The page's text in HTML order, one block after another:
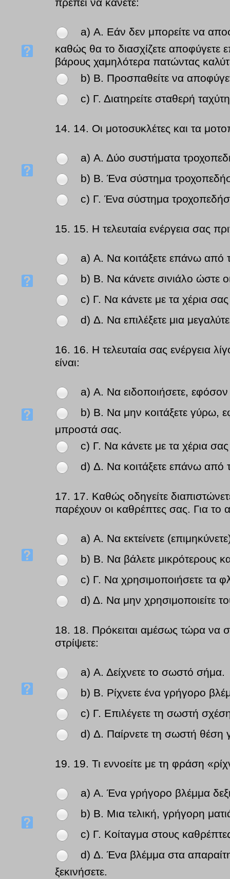
πρέπει να κάνετε:
a) Α. Εάν δεν μπορείτε να
καθώς θα το διασχίζετε αποφύγετε
βάρους χαμηλότερα πατώντας
b) Β. Προσπαθείτε να
c) Γ. Διατηρείτε σταθερή
14. 14. Οι μοτοσυκλέτες και τα
a) Α. Δύο συστήματα
b) Β. Ένα σύστημα
c) Γ. Ένα σύστημα
15. 15. Η τελευταία ενέργεια σας
a) Α. Να κοιτάξετε επάνω από
b) Β. Να κάνετε σινιάλο ώστε
c) Γ. Να κάνετε με τα χέρια
d) Δ. Να επιλέξετε μια
16. 16. Η τελευταία σας ενέργεια
είναι:
a) Α. Να ειδοποιήσετε, εφόσον
b) Β. Να μην κοιτάξετε γύρω,
μπροστά σας.
c) Γ. Να κάνετε με τα χέρια
d) Δ. Να κοιτάξετε επάνω από
17. 17. Καθώς οδηγείτε
παρέχουν οι καθρέπτες σας. Για το
a) Α. Να εκτείνετε
b) Β. Να βάλετε μικρότερους
c) Γ. Να χρησιμοποιήσετε τα
d) Δ. Να μην χρησιμοποιείτε
18. 18. Πρόκειται αμέσως τώρα να
στρίψετε:
a) Α. Δείχνετε το σωστό σήμα.
b) Β. Ρίχνετε ένα γρήγορο
c) Γ. Επιλέγετε τη σωστή
d) Δ. Παίρνετε τη σωστή θέση
19. 19. Τι εννοείτε με τη φράση
a) Α. Ένα γρήγορο βλέμμα
b) Β. Μια τελική, γρήγορη
c) Γ. Κοίταγμα στους
d) Δ. Ένα βλέμμα στα
ξεκινήσετε.